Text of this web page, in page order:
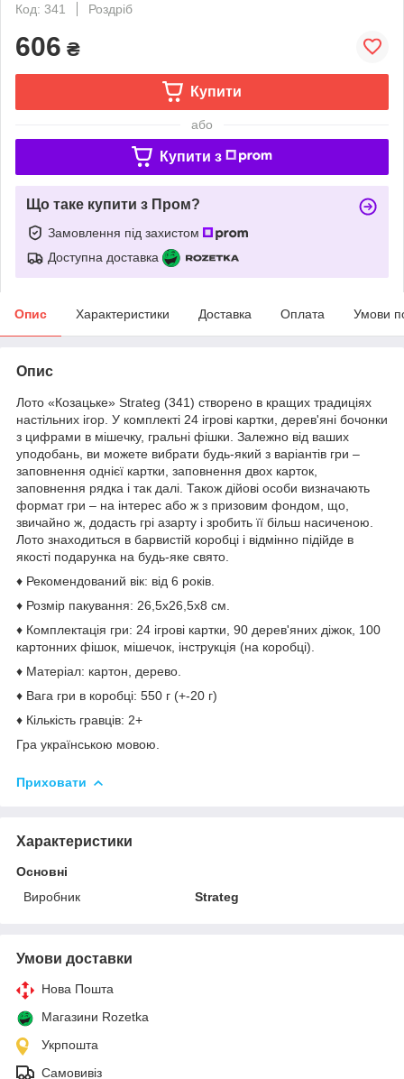
Код: 341
Роздріб
606 ₴
Купити
або
Купити з
Що таке купити з Пром?
Замовлення під захистом
Доступна доставка
Опис Характеристики Доставка Оплата Умови
Опис
Лото «Козацьке» Strateg (341) створено в кращих традиціях
настільних ігор. У комплекті 24 ігрові картки, дерев'яні бочонки
з цифрами в мішечку, гральні фішки. Залежно від ваших
уподобань, ви можете вибрати будь-який з варіантів гри –
заповнення однієї картки, заповнення двох карток,
заповнення рядка і так далі. Також дійові особи визначають
формат гри – на інтерес або ж з призовим фондом, що,
звичайно ж, додасть грі азарту і зробить її більш насиченою.
Лото знаходиться в барвистій коробці і відмінно підійде в
якості подарунка на будь-яке свято.
♦ Рекомендований вік: від 6 років.
♦ Розмір пакування: 26,5х26,5х8 см.
♦ Комплектація гри: 24 ігрові картки, 90 дерев'яних діжок, 100
картонних фішок, мішечок, інструкція (на коробці).
♦ Матеріал: картон, дерево.
♦ Вага гри в коробці: 550 г (+-20 г)
♦ Кількість гравців: 2+
Гра українською мовою.
Приховати
Характеристики
Основні
Виробник
Strateg
Умови доставки
Нова Пошта
Магазини Rozetka
Укрпошта
Самовивіз